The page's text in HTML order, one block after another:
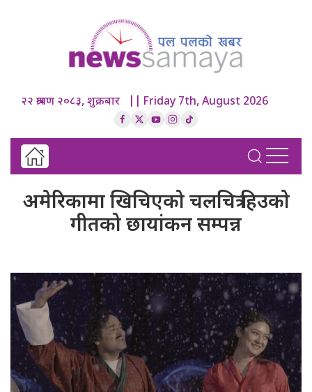
२२ श्रावण २०८३, शुक्रबार || Friday 7th, August 2026
अमेरिकामा खिचिएको चलचित्र हिउको
गीतको छायांकन सम्पन्न